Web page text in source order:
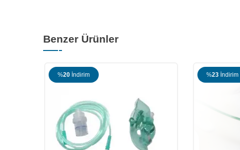
Benzer Ürünler
%20 İndirim %23 İndirim